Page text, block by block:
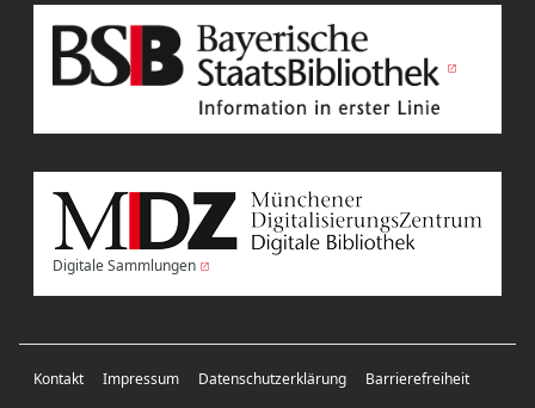
Digitale Sammlungen
Kontakt Impressum Datenschutzerklärung Barrierefreiheit